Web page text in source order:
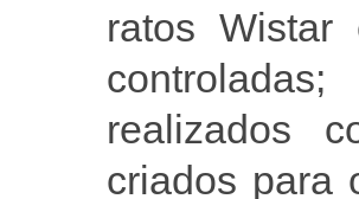
ratos Wistar
realizados
criados para